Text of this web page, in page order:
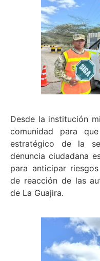
Desde la institución
comunidad para
estratégico de la
denuncia ciudadana
para anticipar
de reacción de las
de La Guajira.